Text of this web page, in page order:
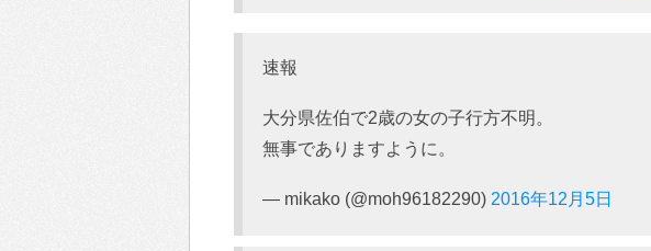
速報
大分県佐伯で2歳の女の子行方不明。
無事でありますように。
— mikako (@moh96182290) 2016年12月5日